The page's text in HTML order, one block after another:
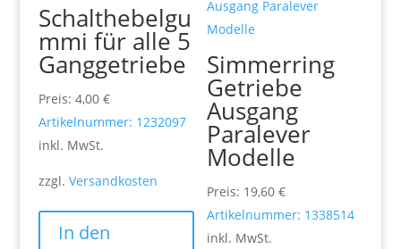
Schalthebelgu
mmi für alle 5
Ganggetriebe
Preis: 4,00 €
Artikelnummer: 1232097
inkl. MwSt.
zzgl. Versandkosten
In den
Simmerring
Getriebe
Ausgang
Paralever
Modelle
Preis: 19,60€
Artikelnummer: 1338514
inkl. MwSt.